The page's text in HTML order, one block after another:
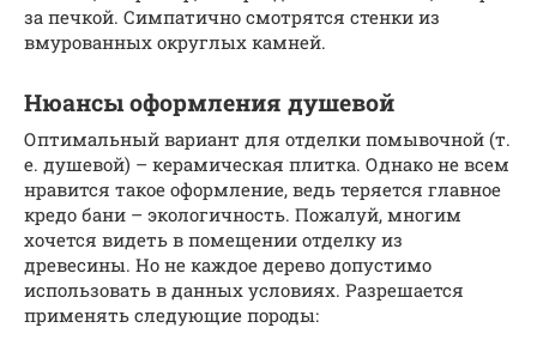
за печкой. Симпатично смотрятся стенки из
вмурованных округлых камней.
Нюансы оформления душевой
Оптимальный вариант для отделки помывочной (т.
е. душевой) – керамическая плитка. Однако не всем
нравится такое оформление, ведь теряется главное
кредо бани – экологичность. Пожалуй, многим
хочется видеть в помещении отделку из
древесины. Но не каждое дерево допустимо
использовать в данных условиях. Разрешается
применять следующие породы: